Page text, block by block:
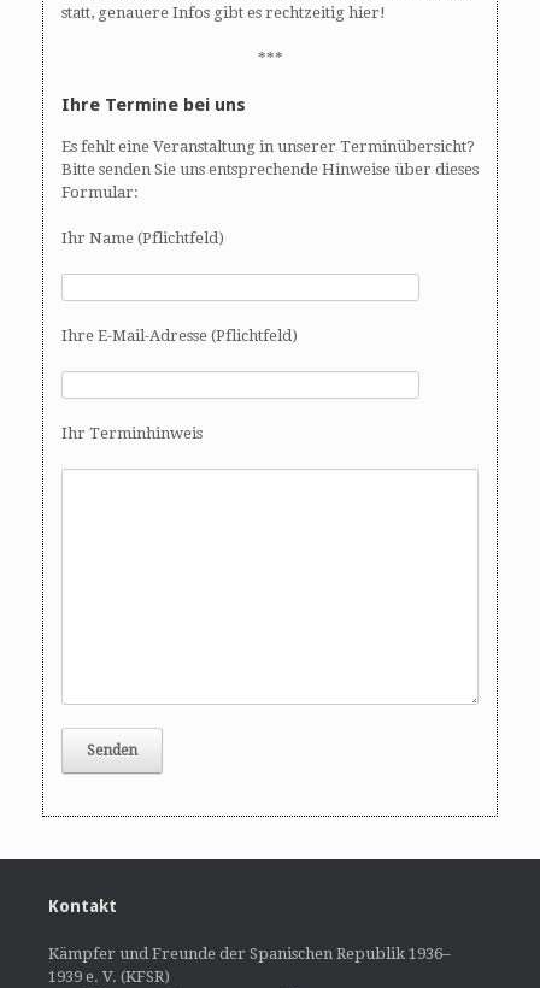
statt, genauere Infos gibt es rechtzeitig hier!
***
Ihre Termine bei uns
Es fehlt eine Veranstaltung in unserer Terminübersicht?
Bitte senden Sie uns entsprechende Hinweise über dieses
Formular:
Ihr Name (Pflichtfeld)
Ihre E-Mail-Adresse (Pflichtfeld)
Ihr Terminhinweis
Kontakt
Kämpfer und Freunde der Spanischen Republik 1936–
1939 e. V. (KFSR)